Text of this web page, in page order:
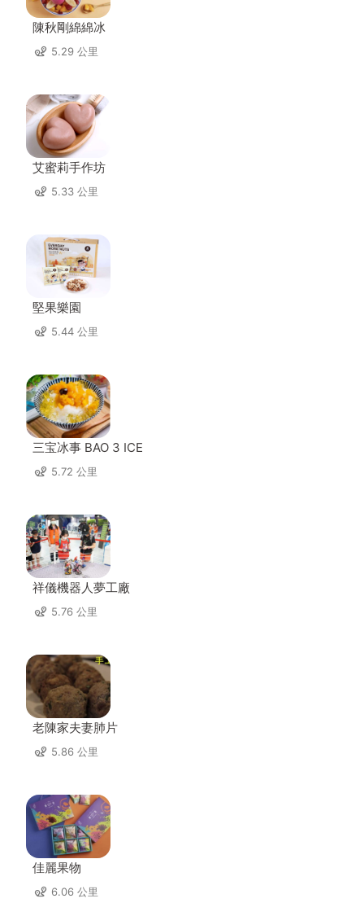
陳秋剛綿綿冰
5.29 公里
艾蜜莉手作坊
5.33 公里
堅果樂園
5.44 公里
三宝冰事 BAO 3 ICE
5.72 公里
祥儀機器人夢工廠
5.76 公里
老陳家夫妻肺片
5.86 公里
佳麗果物
6.06 公里